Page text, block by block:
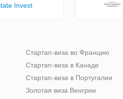
Invest
Стартап-виза во Францию
Стартап-виза в Канаде
Стартап-виза в Португалии
Золотая виза Венгрии